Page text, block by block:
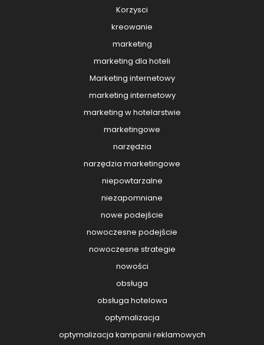
Korzysci
kreowanie
marketing
marketing dla hoteli
Marketing internetowy
marketing internetowy
marketing w hotelarstwie
marketingowe
narzędzia
narzędzia marketingowe
niepowtarzalne
niezapomniane
nowe podejście
nowoczesne podejście
nowoczesne strategie
nowości
obsługa
obsługa hotelowa
optymalizacja
optymalizacja kampanii reklamowych